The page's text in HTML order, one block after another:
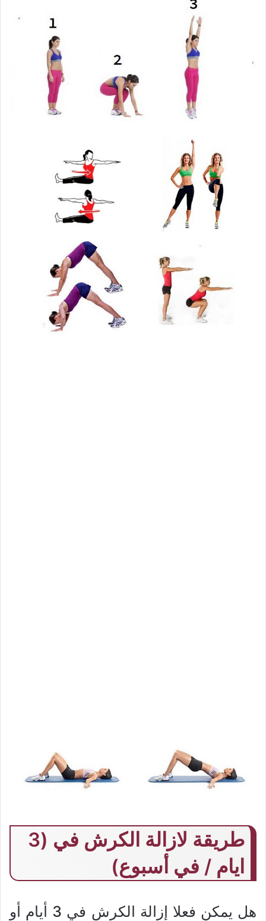
طريقة لازالة الكرش في (3
ايام / في أسبوع)
هل يمكن فعلا إزالة الكرش في 3 أيام أو